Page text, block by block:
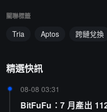
關聯標籤
Tria Aptos 跨鏈兌換
精選快訊
08-08 03:31
BitFuFu：7 月產出